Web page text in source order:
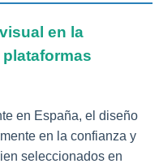
en la
en España, el diseño
en la confianza y
seleccionados en